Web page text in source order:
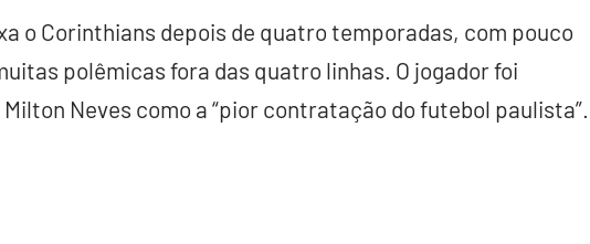
o Corinthians depois de quatro temporadas, com pouco
polêmicas fora das quatro linhas. O jogador foi
Neves como a “pior contratação do futebol paulista”.